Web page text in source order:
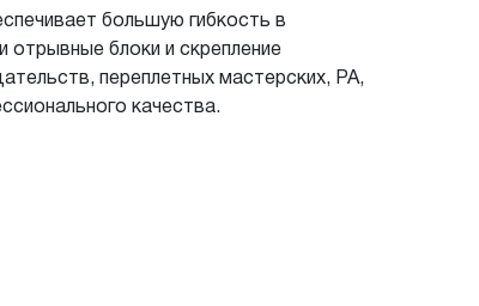
большую гибкость в
отрывные блоки и скрепление
переплетных мастерских, РА,
качества.